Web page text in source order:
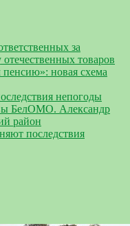
за
товаров
новая схема
непогоды
БелОМО. Александр
район
последствия